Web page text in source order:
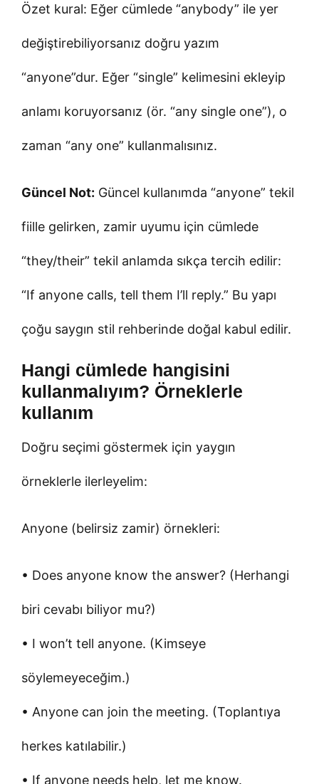
Özet kural: Eğer cümlede “anybody” ile yer
değiştirebiliyorsanız doğru yazım
“anyone”dur. Eğer “single” kelimesini ekleyip
anlamı koruyorsanız (ör. “any single one”), o
zaman “any one” kullanmalısınız.
Güncel Not: Güncel kullanımda “anyone” tekil
fiille gelirken, zamir uyumu için cümlede
“they/their” tekil anlamda sıkça tercih edilir:
“If anyone calls, tell them I’ll reply.” Bu yapı
çoğu saygın stil rehberinde doğal kabul edilir.
Hangi cümlede hangisini
kullanmalıyım? Örneklerle
kullanım
Doğru seçimi göstermek için yaygın
örneklerle ilerleyelim:
Anyone (belirsiz zamir) örnekleri:
• Does anyone know the answer? (Herhangi
biri cevabı biliyor mu?)
• I won’t tell anyone. (Kimseye
söylemeyeceğim.)
• Anyone can join the meeting. (Toplantıya
herkes katılabilir.)
• If anyone needs help, let me know.